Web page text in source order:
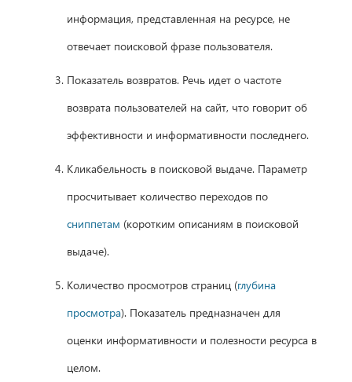
информация, представленная на ресурсе, не
отвечает поисковой фразе пользователя.
Показатель возвратов. Речь идет о частоте
возврата пользователей на сайт, что говорит об
эффективности и информативности последнего.
Кликабельность в поисковой выдаче. Параметр
просчитывает количество переходов по
сниппетам (коротким описаниям в поисковой
выдаче).
Количество просмотров страниц (глубина
просмотра). Показатель предназначен для
оценки информативности и полезности ресурса в
целом.